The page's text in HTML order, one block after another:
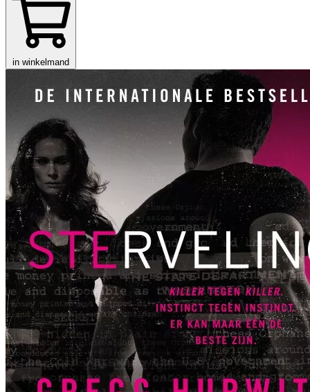
in winkelmand